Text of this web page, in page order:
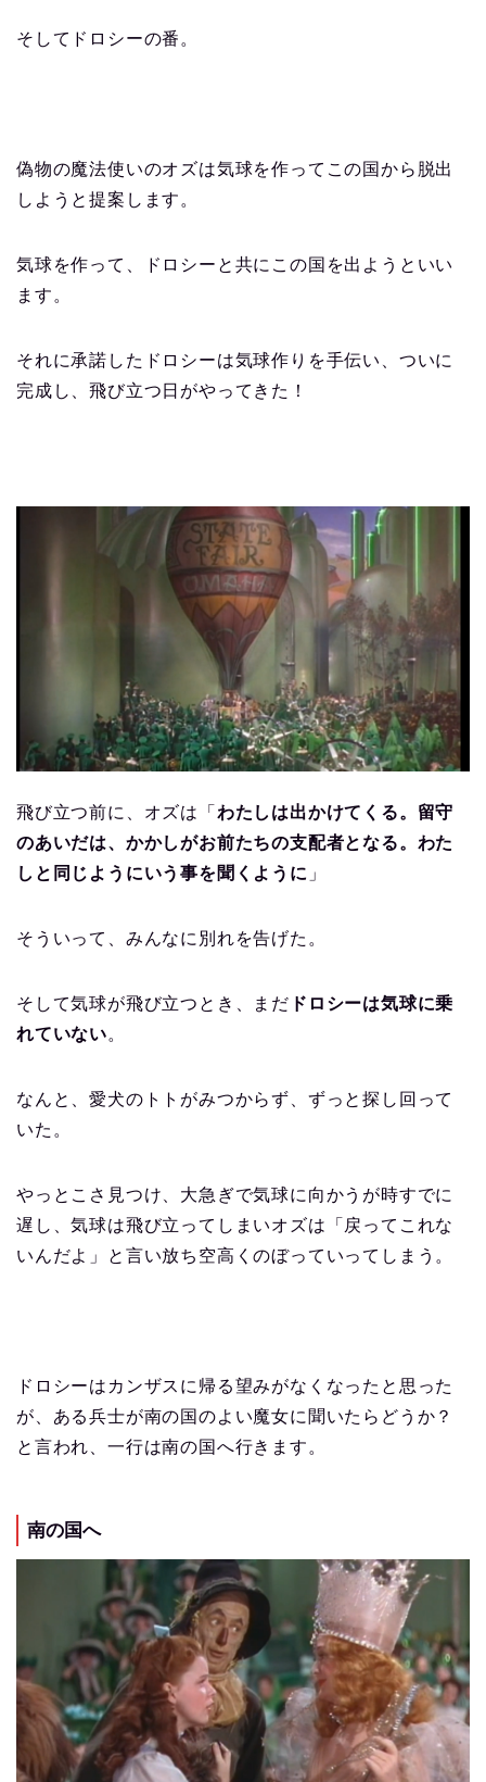
そしてドロシーの番。
偽物の魔法使いのオズは気球を作ってこの国から脱出
しようと提案します。
気球を作って、ドロシーと共にこの国を出ようといい
ます。
それに承諾したドロシーは気球作りを手伝い、ついに
完成し、飛び立つ日がやってきた！
飛び立つ前に、オズは「 わたしは出かけてくる。留守
のあいだは、かかしがお前たちの支配者となる。わた
しと同じようにいう事を聞くように 」
そういって、みんなに別れを告げた。
そして気球が飛び立つとき、まだ ドロシーは気球に乗
れていない。
なんと、愛犬のトトがみつからず、ずっと探し回って
いた。
やっとこさ見つけ、大急ぎで気球に向かうが時すでに
遅し、気球は飛び立ってしまいオズは「戻ってこれな
いんだよ」と言い放ち空高くのぼっていってしまう。
ドロシーはカンザスに帰る望みがなくなったと思った
が、ある兵士が南の国のよい魔女に聞いたらどうか？
と言われ、一行は南の国へ行きます。
南の国へ